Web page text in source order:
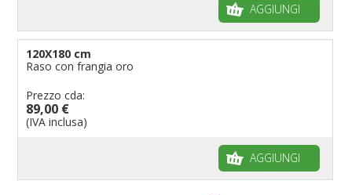
AGGIUNGI
120X180 cm
Raso con frangia oro
Prezzo cda:
89,00 €
(IVA inclusa)
AGGIUNGI